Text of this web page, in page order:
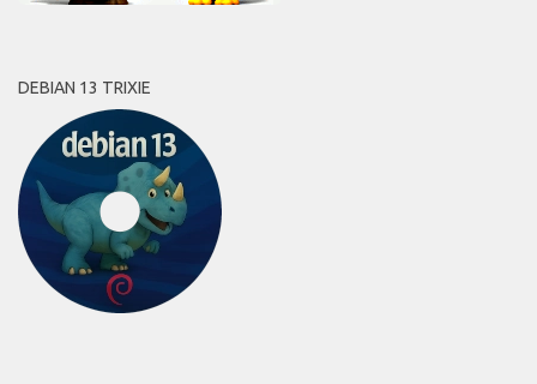
DEBIAN 13 TRIXIE